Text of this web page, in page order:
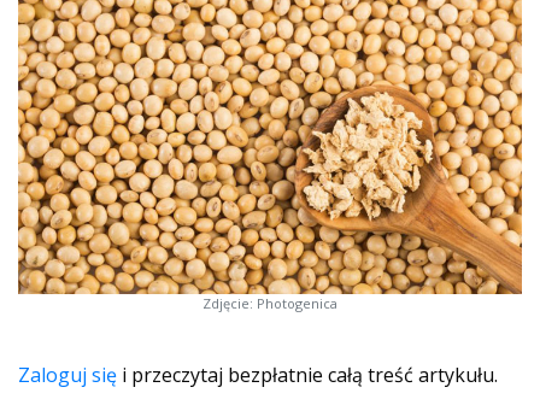
Zdjęcie: Photogenica
Zaloguj się i przeczytaj bezpłatnie całą treść artykułu.